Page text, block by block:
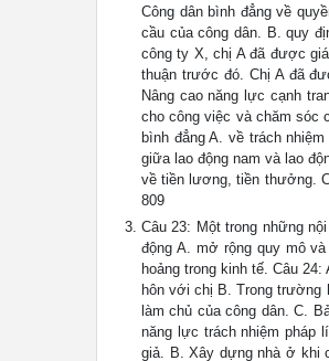
Công dân bình đẳng về
cầu của công dân. B. quy
công ty X, chị A đã được
thuận trước đó. Chị A đã
Nâng cao năng lực cạnh
cho công việc và chăm sóc
bình đẳng A. về trách
giữa lao động nam và lao
về tiền lương, tiền thưởng.
809
Câu 23: Một trong những
động A. mở rộng quy mô
hoảng trong kinh tế. Câu
hôn với chị B. Trong trường
làm chủ của công dân. C.
năng lực trách nhiệm pháp
giả. B. Xây dựng nhà ở khi